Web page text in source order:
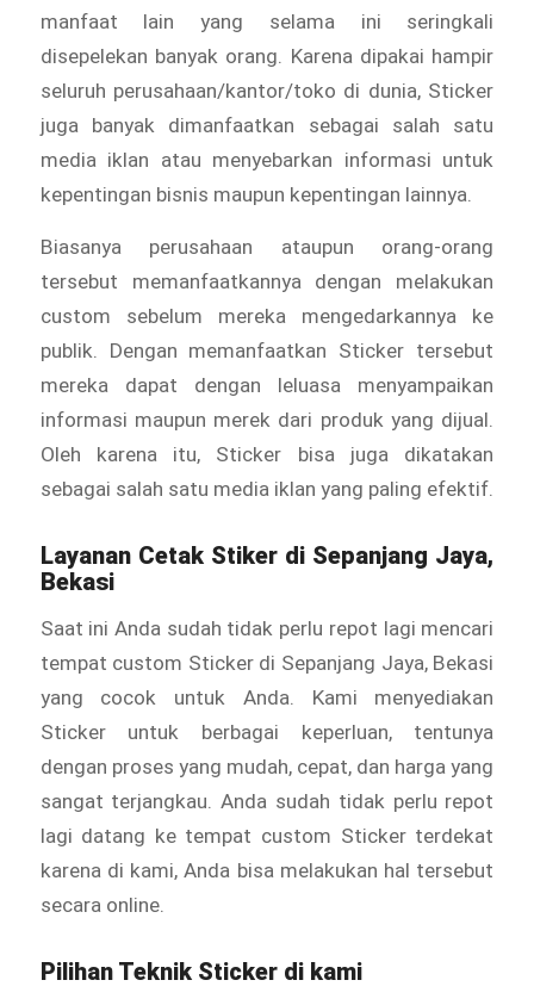
manfaat lain yang selama ini seringkali
disepelekan banyak orang. Karena dipakai hampir
seluruh perusahaan/kantor/toko di dunia, Sticker
juga banyak dimanfaatkan sebagai salah satu
media iklan atau menyebarkan informasi untuk
kepentingan bisnis maupun kepentingan lainnya.
Biasanya perusahaan ataupun orang-orang
tersebut memanfaatkannya dengan melakukan
custom sebelum mereka mengedarkannya ke
publik. Dengan memanfaatkan Sticker tersebut
mereka dapat dengan leluasa menyampaikan
informasi maupun merek dari produk yang dijual.
Oleh karena itu, Sticker bisa juga dikatakan
sebagai salah satu media iklan yang paling efektif.
Layanan Cetak Stikerdi Sepanjang Jaya,
Bekasi
Saat ini Anda sudah tidak perlu repot lagi mencari
tempat custom Sticker di Sepanjang Jaya, Bekasi
yang cocok untuk Anda. Kami menyediakan
Sticker untuk berbagai keperluan, tentunya
dengan proses yang mudah, cepat, dan harga yang
sangat terjangkau. Anda sudah tidak perlu repot
lagi datang ke tempat custom Sticker terdekat
karena di kami, Anda bisa melakukan hal tersebut
secara online.
Pilihan Teknik Sticker di kami